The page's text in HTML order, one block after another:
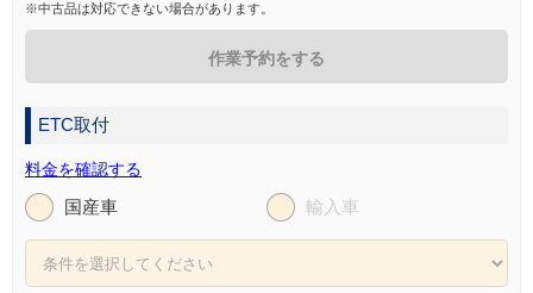
※中古品は対応できない場合があります。
作業予約をする
ETC取付
料金を確認する
国産車 輸入車